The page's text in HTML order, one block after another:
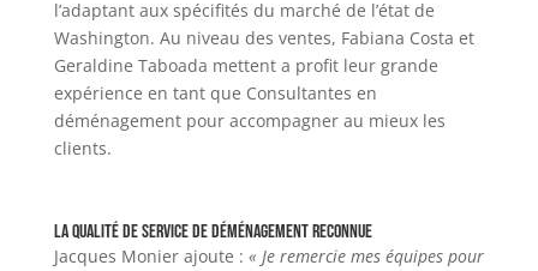
l’adaptant aux spécifités du marché de l’état de
Washington. Au niveau des ventes, Fabiana Costa et
Geraldine Taboada mettent a profit leur grande
expérience en tant que Consultantes en
déménagement pour accompagner au mieux les
clients.
La qualité de service de déménagement reconnue
Jacques Monier ajoute : « Je remercie mes équipes pour